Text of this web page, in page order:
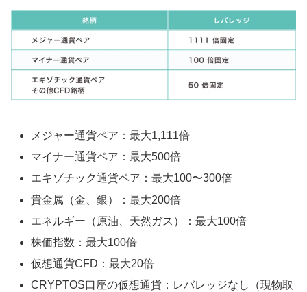
メジャー通貨ペア：最大1,111倍
マイナー通貨ペア：最大500倍
エキゾチック通貨ペア：最大100〜300倍
貴金属（金、銀）：最大200倍
エネルギー（原油、天然ガス）：最大100倍
株価指数：最大100倍
仮想通貨CFD：最大20倍
CRYPTOS口座の仮想通貨：レバレッジなし（現物取